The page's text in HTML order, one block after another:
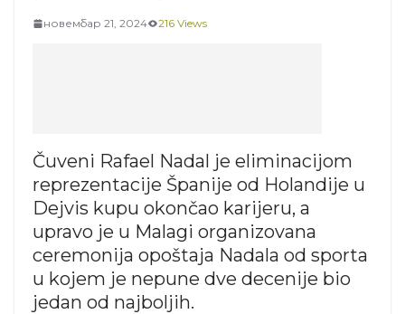
новембар 21, 2024 216 Views
Čuveni Rafael Nadal je eliminacijom
reprezentacije Španije od Holandije u
Dejvis kupu okončao karijeru, a
upravo je u Malagi organizovana
ceremonija opoštaja Nadala od sporta
u kojem je nepune dve decenije bio
jedan od najboljih.